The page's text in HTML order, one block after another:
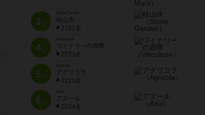
3位
Stone Garden
枯山水
2281名
4位
Viticulture
ワイナリーの四季
2273名
5位
Agricola
アグリコラ
2120名
6位
Azul
アズール
2034名